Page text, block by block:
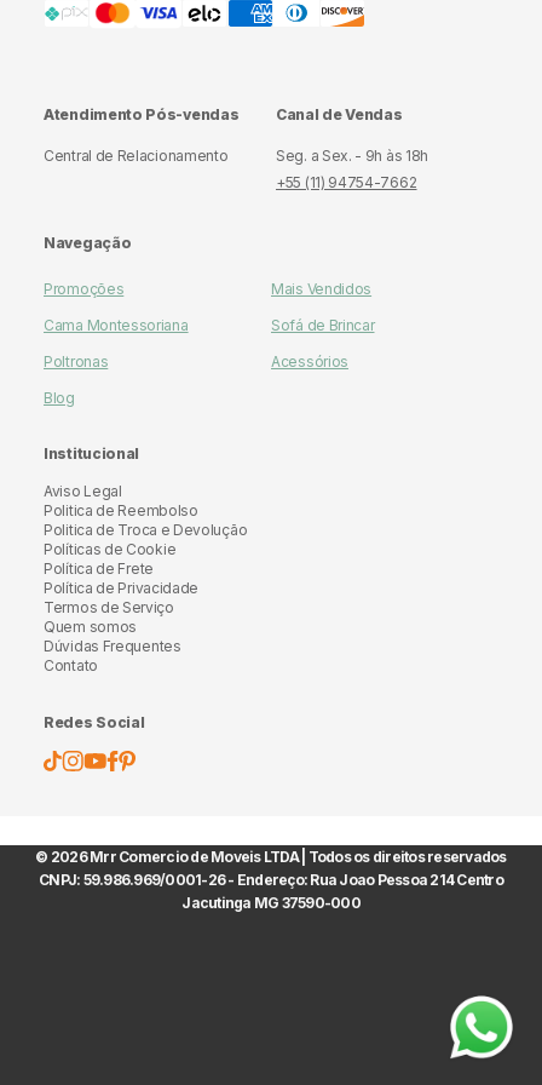
Atendimento Pós-vendas
Central de Relacionamento
Canal de Vendas
Seg. a Sex. - 9h às 18h
+55 (11) 94754-7662
Navegação
Promoções
Mais Vendidos
Cama Montessoriana
Sofá de Brincar
Poltronas
Acessórios
Blog
Institucional
Aviso Legal
Politica de Reembolso
Politica de Troca e Devolução
Políticas de Cookie
Política de Frete
Política de Privacidade
Termos de Serviço
Quem somos
Dúvidas Frequentes
Contato
Redes Social
© 2026 Mrr Comercio de Moveis LTDA | Todos os direitos reservados
CNPJ: 59.986.969/0001-26 - Endereço: Rua Joao Pessoa 214 Centro
Jacutinga MG 37590-000